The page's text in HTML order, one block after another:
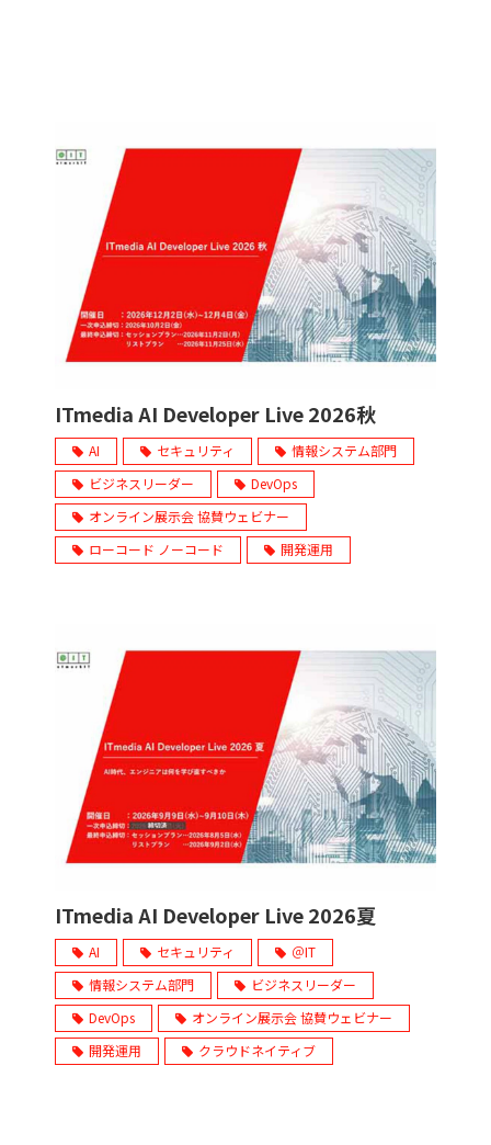
ITmedia AI Developer Live 2026秋
AI セキュリティ
情報システム部門
ビジネスリーダー
DevOps
オンライン展示会 協賛ウェビナー
ローコード ノーコード
開発運用
ITmedia AI Developer Live 2026夏
AI セキュリティ
＠IT
情報システム部門
ビジネスリーダー
DevOps
オンライン展示会 協賛ウェビナー
開発運用
クラウドネイティブ